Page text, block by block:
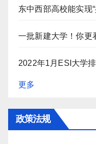
东中西部高校能实现
一批新建大学！你更
2022年1月ESI大学
更多
政策法规